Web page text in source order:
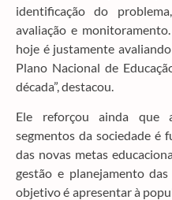
identificação do
avaliação e
hoje é justamente
Plano Nacional de
década”, destacou.
Ele reforçou ainda que
segmentos da sociedade é
das novas metas
gestão e planejamento
objetivo é apresentar à